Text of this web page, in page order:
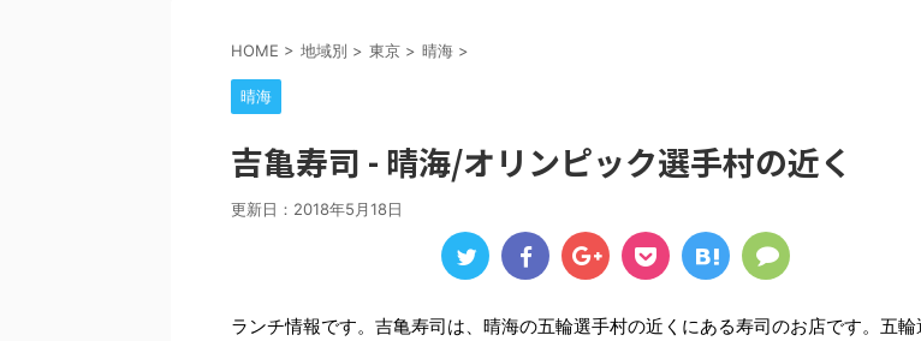
HOME > 地域別 > 東京 > 晴海 >
晴海
吉亀寿司 - 晴海/オリンピック選手村の近く
更新日： 2018年5月18日
ランチ情報です。吉亀寿司は、晴海の五輪選手村の近くにある寿司のお店です。五輪